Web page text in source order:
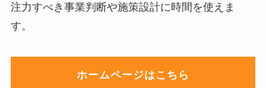
注力すべき事業判断や施策設計に時間を使えま
す。
ホームページはこちら